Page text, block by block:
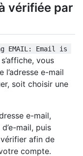
vérifiée par
EMAIL: Email is
s’affiche, vous
e-mail
soit choisir une
e-mail,
mail, puis
afin de
compte.